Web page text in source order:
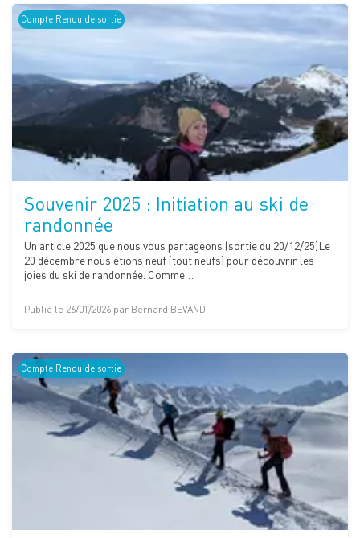
Compte Rendu de sortie
Souvenir 2025 : Initiation au ski de
randonnée
Un article 2025 que nous vous partageons (sortie du 20/12/25)Le
20 décembre nous étions neuf (tout neufs) pour découvrir les
joies du ski de randonnée. Comme…
Publié le 26/01/2026 par Bernard BEVAND
Compte Rendu de sortie